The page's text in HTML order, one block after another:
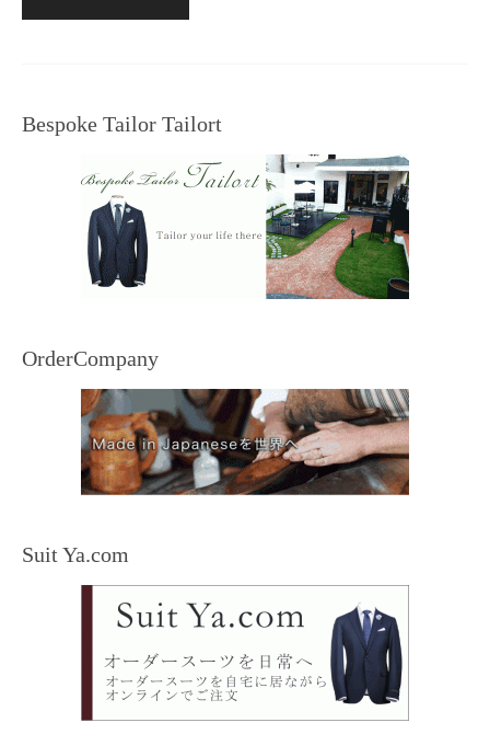
Bespoke Tailor Tailort
OrderCompany
Suit Ya.com